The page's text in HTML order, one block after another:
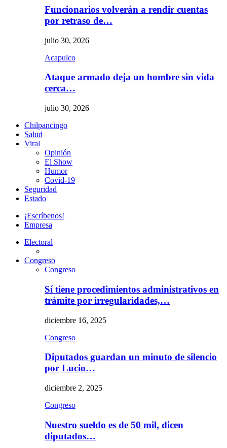
Funcionarios volverán a rendir cuentas
por retraso de…
julio 30, 2026
Acapulco
Ataque armado deja un hombre sin vida
cerca…
julio 30, 2026
Chilpancingo
Salud
Viral
Opinión
El Show
Humor
Covid-19
Seguridad
Estado
¡Escríbenos!
Empresa
Electoral
Congreso
Congreso
Sí tiene procedimientos administrativos en
trámite por irregularidades,…
diciembre 16, 2025
Congreso
Diputados guardan un minuto de silencio
por Lucio…
diciembre 2, 2025
Congreso
Nuestro sueldo es de 50 mil, dicen
diputados…